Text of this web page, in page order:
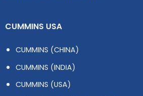
CUMMINS USA
CUMMINS (CHINA)
CUMMINS (INDIA)
CUMMINS (USA)